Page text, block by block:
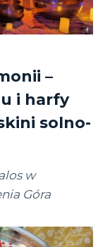
–
i harfy
solno-
w
Góra